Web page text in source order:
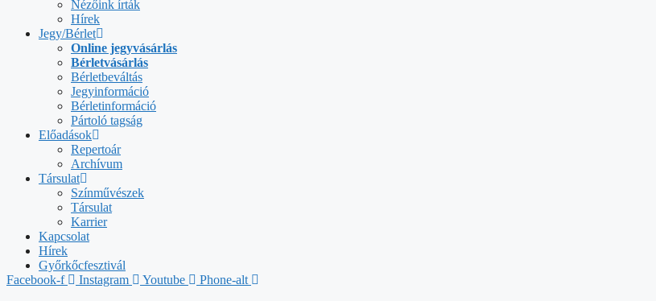
Nézőink írták
Hírek
Jegy/Bérlet
Online jegyvásárlás
Bérletvásárlás
Bérletbeváltás
Jegyinformáció
Bérletinformáció
Pártoló tagság
Előadások
Repertoár
Archívum
Társulat
Színművészek
Társulat
Karrier
Kapcsolat
Hírek
Győrkőcfesztivál
Facebook-f
Instagram Youtube Phone-alt